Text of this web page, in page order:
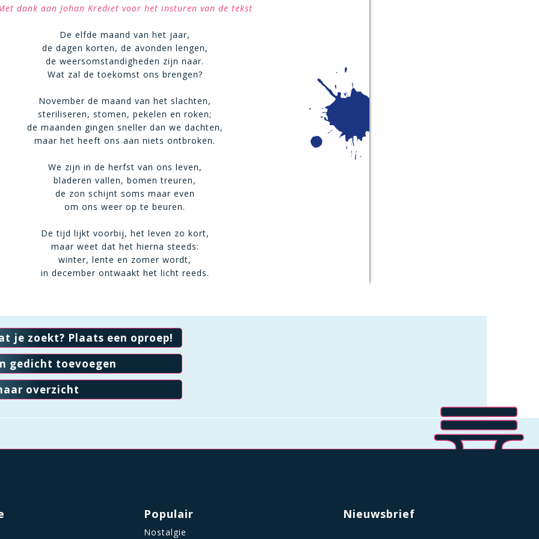
dank aan Johan Krediet voor het insturen van de tekst
De elfde maand van het jaar,
de dagen korten, de avonden lengen,
de weersomstandigheden zijn naar.
Wat zal de toekomst ons brengen?
November de maand van het slachten,
steriliseren, stomen, pekelen en roken;
de maanden gingen sneller dan we dachten,
maar het heeft ons aan niets ontbroken.
We zijn in de herfst van ons leven,
bladeren vallen, bomen treuren,
de zon schijnt soms maar even
om ons weer op te beuren.
De tijd lijkt voorbij, het leven zo kort,
maar weet dat het hierna steeds:
winter, lente en zomer wordt,
in december ontwaakt het licht reeds.
je zoekt? Plaats een oproep!
gedicht toevoegen
overzicht
Populair
Nostalgie
Nieuwsbrief